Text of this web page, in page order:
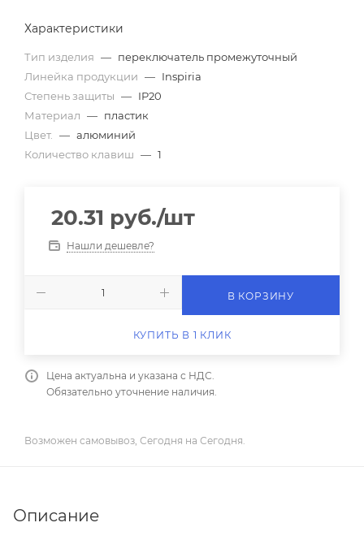
Характеристики
Тип изделия — переключатель промежуточный
Линейка продукции — Inspiria
Степень защиты — IP20
Материал — пластик
Цвет.
— алюминий
Количество клавиш — 1
20.31 руб./шт
Нашли дешевле?
В КОРЗИНУ
КУПИТЬ В 1 КЛИК
Цена актуальна и указана с НДС.
Обязательно уточнение наличия.
Возможен самовывоз, Сегодня на Сегодня.
Описание